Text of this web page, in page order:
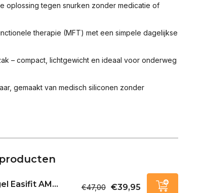
oplossing tegen snurken zonder medicatie of
therapie (MFT) met een simpele dagelijkse
– compact, lichtgewicht en ideaal voor onderweg
gemaakt van medisch siliconen zonder
Easifit AM... €47,00 €39,95